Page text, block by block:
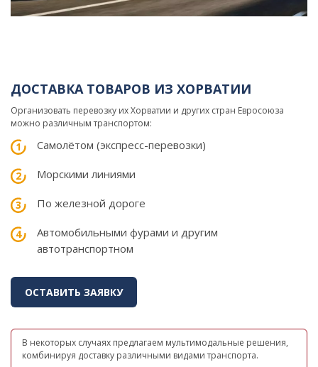
ДОСТАВКА ТОВАРОВ ИЗ ХОРВАТИИ
Организовать перевозку их Хорватии и других стран Евросоюза
можно различным транспортом:
Самолётом (экспресс-перевозки)
Морскими линиями
По железной дороге
Автомобильными фурами и другим
автотранспортном
ОСТАВИТЬ ЗАЯВКУ
В некоторых случаях предлагаем мультимодальные решения,
комбинируя доставку различными видами транспорта.